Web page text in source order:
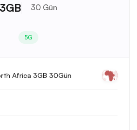
3GB 30 Gün
5G
Africa 3GB 30Gün